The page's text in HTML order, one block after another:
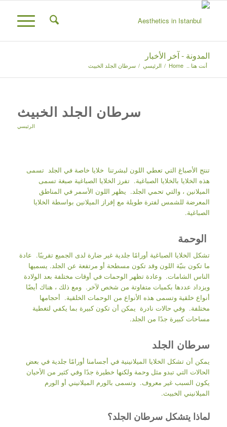
المدونة - آخر الأخبار
أنت هنا .. Home
/ الرئيسي / سرطان الجلد الخبيث
سرطان الجلد الخبيث
الرئيسي
تنتج الأصباغ التي تعطي اللون لبشرتنا خلايا خاصة في الجلد تسمى
هذه الخلايا بالخلايا الصباغية. تفرز الخلايا الصباغية صبغة تسمى
الميلانين ، والتي تحمي الجلد. يظهر اللون الأسمر في المناطق
المعرضة للشمس لفترة طويلة مع إفراز الميلانين بواسطة الخلايا
الصباغية.
الوحمة
تشكل الخلايا الصباغية أورامًا جلدية غير ضارة لدى الجميع تقريبًا. عادة
ما تكون بنيّة اللون وقد تكون مسطحة أو مرتفعة عن الجلد. يسميها
الناس الشامات. وعادة تظهر الوحمات في أوقات مختلفة بعد الولادة
ويزداد عددها بكميات متفاوتة من شخص لآخر. ومع ذلك ، هناك أيضًا
أنواع خلقية وتسمى هذه الأنواع من الوحمات الخلقية. أحجامها
مختلفة. وفي حالات نادرة يمكن أن تكون كبيرة بما يكفي لتغطية
مساحات كبيرة جدًا من الجلد.
سرطان الجلد
يمكن أن تشكل الخلايا الميلانينية في أجسامنا أورامًا جلدية في بعض
الحالات التي تبدو مثل وحمة ولكنها خطيرة جدًا وفي كثير من الأحيان
يكون السبب غير معروف. وتسمى بالورم الميلانيني أو الورم
الميلانيني الخبيث.
لماذا يتشكل سرطان الجلد؟